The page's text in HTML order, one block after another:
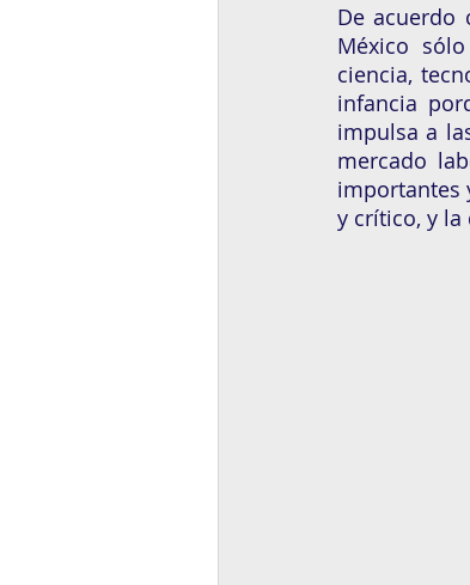
De acuerdo
México
ciencia,
infancia
impulsa a
mercado
importantes
y crítico, y la